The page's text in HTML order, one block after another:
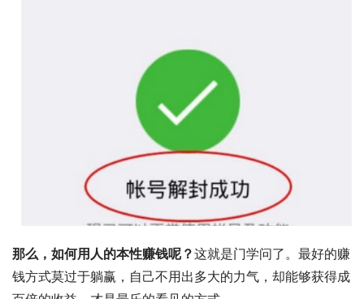
那么，如何用人的本性赚钱呢？这就是门学问了。最好的赚
钱方式莫过于躺赢，自己不用出多大的力气，却能够获得成